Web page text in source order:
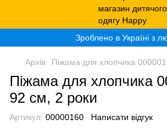
Зроблено в Україні з
Архів Піжама для хлопчика
Піжама для хлопчика
92 см, 2 роки
Артикул: 00000160 Написати відгук